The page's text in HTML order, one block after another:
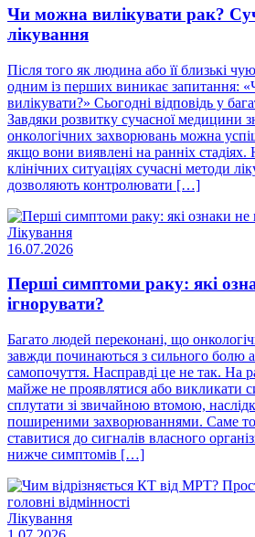
Чи можна вилікувати рак?
лікування
Після того як людина або її близькі
одним із перших виникає запитання:
вилікувати?» Сьогодні відповідь у
Завдяки розвитку сучасної медицини
онкологічних захворювань можна
якщо вони виявлені на ранніх стадіях.
клінічних ситуаціях сучасні методи
дозволяють контролювати […]
Лікування
16.07.2026
Перші симптоми раку: які
ігнорувати?
Багато людей переконані, що
завжди починаються з сильного болю
самопочуття. Насправді це не так. На
майже не проявлятися або викликати
сплутати зі звичайною втомою,
поширеними захворюваннями. Саме
ставитися до сигналів власного
нижче симптомів […]
Лікування